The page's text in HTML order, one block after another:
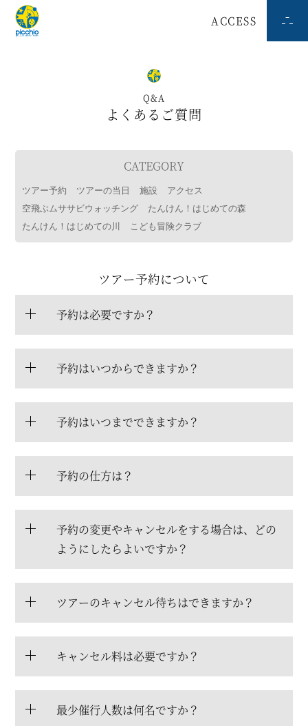
ACCESS
Q&A
よくあるご質問
CATEGORY
ツアー予約 ツアーの当日 施設
アクセス
空飛ぶムササビウォッチング
たんけん！はじめての森
たんけん！はじめての川
こども冒険クラブ
ツアー予約について
予約は必要ですか？
予約はいつからできますか？
予約はいつまでできますか？
予約の仕方は？
予約の変更やキャンセルをする場合は、どの
ようにしたらよいですか？
ツアーのキャンセル待ちはできますか？
キャンセル料は必要ですか？
最少催行人数は何名ですか？